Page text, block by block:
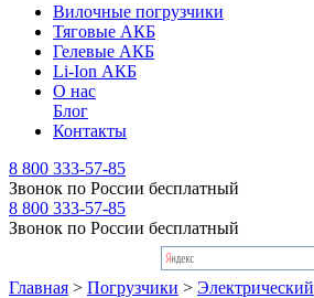
Вилочные погрузчики
Тяговые АКБ
Гелевые АКБ
Li-Ion АКБ
О нас
Блог
Контакты
8 800 333-57-85
Звонок по России бесплатный
8 800 333-57-85
Звонок по России бесплатный
Главная > Погрузчики > Электрический